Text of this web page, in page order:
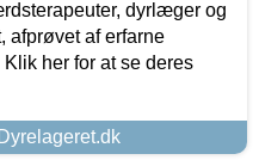
dyrlæger og
afprøvet af erfarne
her for at se deres